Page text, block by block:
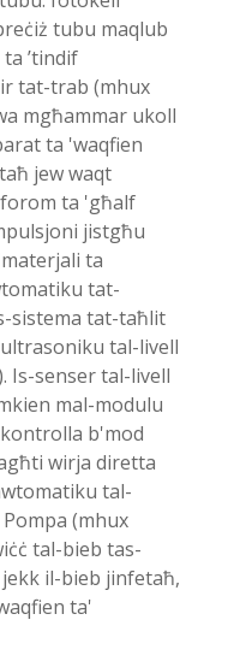
tubu maqlub
’tindif
tat-trab (mhux
mgħammar ukoll
ta 'waqfien
jew waqt
ta 'għalf
jistgħu
ta
tat-
sistema tat-taħlit
tal-livell
Is-senser tal-livell
mal-modulu
b'mod
wirja diretta
tal-
(mhux
tal-bieb tas-
il-bieb jinfetaħ,
ta'